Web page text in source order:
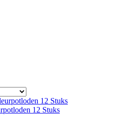
12 Stuks